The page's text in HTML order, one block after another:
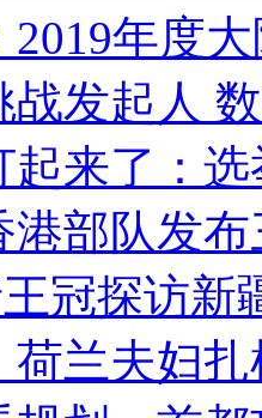
年度
发起人
起来了：
港部队发
冠探访新
荷兰夫妇